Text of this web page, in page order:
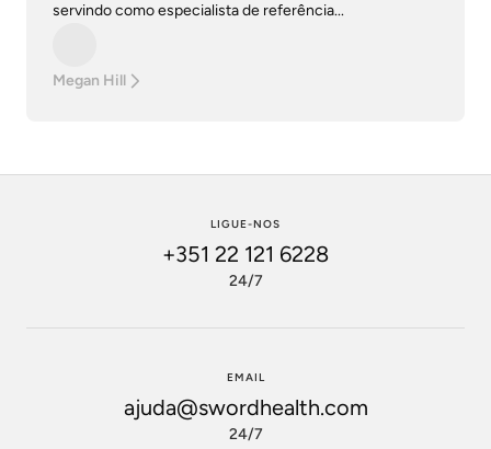
servindo como especialista de referência...
Megan Hill
LIGUE-NOS
+351 22 121 6228
24/7
EMAIL
ajuda@swordhealth.com
24/7